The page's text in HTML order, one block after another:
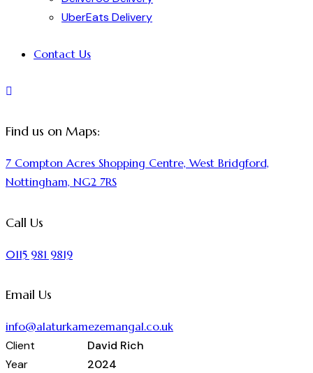
UberEats Delivery
Contact Us
Find us on Maps:
7 Compton Acres Shopping Centre, West Bridgford,
Nottingham, NG2 7RS
Call Us
0115 981 9819
Email Us
info@alaturkamezemangal.co.uk
Client
David Rich
Year
2024